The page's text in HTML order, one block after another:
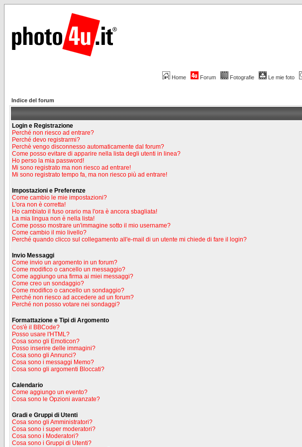
Home Forum Fotografie Le mie foto
Indice del forum
Login e Registrazione
Perché non riesco ad entrare?
Perché devo registrarmi?
Perchè vengo disconnesso automaticamente dal forum?
Come posso evitare di apparire nella lista degli utenti in linea?
Ho perso la mia password!
Mi sono registrato ma non riesco ad entrare!
Mi sono registrato tempo fa, ma non riesco più ad entrare!
Impostazioni e Preferenze
Come cambio le mie impostazioni?
L'ora non è corretta!
Ho cambiato il fuso orario ma l'ora è ancora sbagliata!
La mia lingua non è nella lista!
Come posso mostrare un'immagine sotto il mio username?
Come cambio il mio livello?
Perché quando clicco sul collegamento all'e-mail di un utente mi chiede di fare il login?
Invio Messaggi
Come invio un argomento in un forum?
Come modifico o cancello un messaggio?
Come aggiungo una firma ai miei messaggi?
Come creo un sondaggio?
Come modifico o cancello un sondaggio?
Perché non riesco ad accedere ad un forum?
Perché non posso votare nei sondaggi?
Formattazione e Tipi di Argomento
Cos'è il BBCode?
Posso usare l'HTML?
Cosa sono gli Emoticon?
Posso inserire delle immagini?
Cosa sono gli Annunci?
Cosa sono i messaggi Memo?
Cosa sono gli argomenti Bloccati?
Calendario
Come aggiungo un evento?
Cosa sono le Opzioni avanzate?
Gradi e Gruppi di Utenti
Cosa sono gli Amministratori?
Cosa sono i super moderatori?
Cosa sono i Moderatori?
Cosa sono i Gruppi di Utenti?